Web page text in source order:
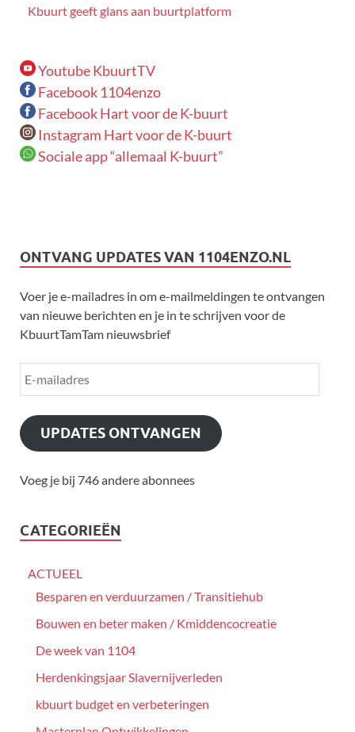
Kbuurt geeft glans aan buurtplatform
Youtube KbuurtTV
Facebook 1104enzo
Facebook Hart voor de K-buurt
Instagram Hart voor de K-buurt
Sociale app “allemaal K-buurt”
ONTVANG UPDATES VAN 1104ENZO.NL
Voer je e-mailadres in om e-mailmeldingen te ontvangen
van nieuwe berichten en je in te schrijven voor de
KbuurtTamTam nieuwsbrief
UPDATES ONTVANGEN
Voeg je bij 746 andere abonnees
CATEGORIEËN
ACTUEEL
Besparen en verduurzamen / Transitiehub
Bouwen en beter maken / Kmiddencocreatie
De week van 1104
Herdenkingsjaar Slavernijverleden
kbuurt budget en verbeteringen